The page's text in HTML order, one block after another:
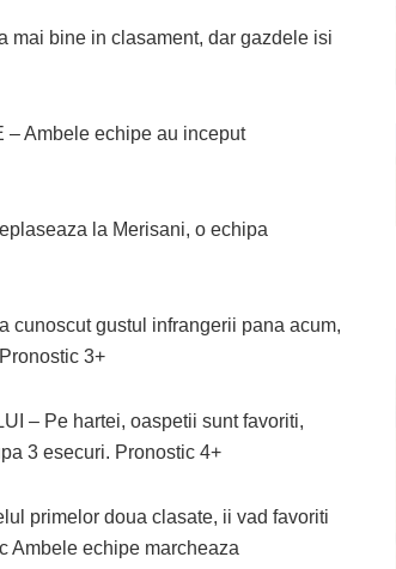
mai bine in clasament, dar gazdele isi
Ambele echipe au inceput
la Merisani, o echipa
cunoscut gustul infrangerii pana acum,
3+
– Pe hartei, oaspetii sunt favoriti,
3 esecuri. Pronostic 4+
primelor doua clasate, ii vad favoriti
Ambele echipe marcheaza